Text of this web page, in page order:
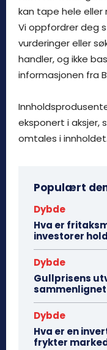
kan tape hele
Vi oppfordrer deg
vurderinger eller
handler, og ikke
informasjonen fra
eksponert i aksjer,
omtales i
Populært
Dybde
Hva er
investorer
Dybde
Gullprisens
Dybde
Hva er en
frykter